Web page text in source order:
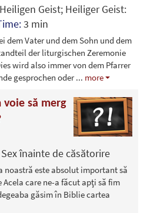
Geist; Heiliger Geist:
3 min
dem Vater und dem Sohn und dem
der liturgischen Zeremonie
wird also immer von dem Pfarrer
gesprochen oder... more
să merg
înainte de căsătorire
noastră este absolut important să
Acela care ne-a făcut apţi să fim
găsim în Biblie cartea